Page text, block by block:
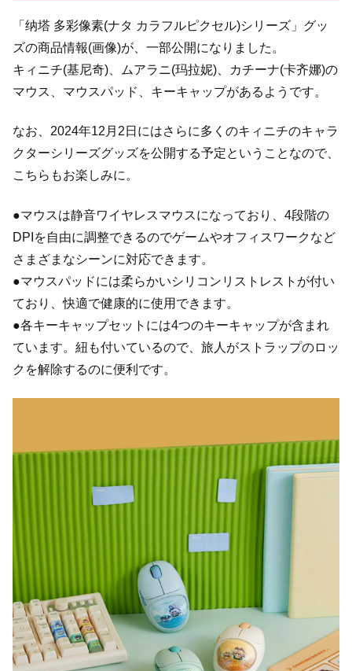
「纳塔 多彩像素(ナタ カラフルピクセル)シリーズ」グッ
ズの商品情報(画像)が、一部公開になりました。
キィニチ(基尼奇)、ムアラニ(玛拉妮)、カチーナ(卡齐娜)の
マウス、マウスパッド、キーキャップがあるようです。
なお、2024年12月2日にはさらに多くのキィニチのキャラ
クターシリーズグッズを公開する予定ということなので、
こちらもお楽しみに。
●マウスは静音ワイヤレスマウスになっており、4段階の
DPIを自由に調整できるのでゲームやオフィスワークなど
さまざまなシーンに対応できます。
●マウスパッドには柔らかいシリコンリストレストが付い
ており、快適で健康的に使用できます。
●各キーキャップセットには4つのキーキャップが含まれ
ています。紐も付いているので、旅人がストラップのロッ
クを解除するのに便利です。